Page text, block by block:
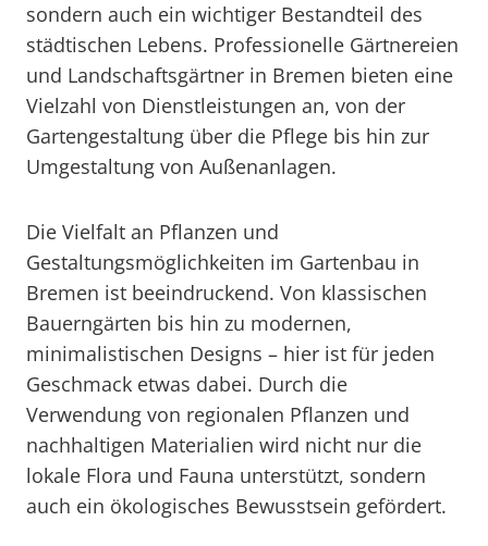
sondern auch ein wichtiger Bestandteil des
städtischen Lebens. Professionelle Gärtnereien
und Landschaftsgärtner in Bremen bieten eine
Vielzahl von Dienstleistungen an, von der
Gartengestaltung über die Pflege bis hin zur
Umgestaltung von Außenanlagen.
Die Vielfalt an Pflanzen und
Gestaltungsmöglichkeiten im Gartenbau in
Bremen ist beeindruckend. Von klassischen
Bauerngärten bis hin zu modernen,
minimalistischen Designs – hier ist für jeden
Geschmack etwas dabei. Durch die
Verwendung von regionalen Pflanzen und
nachhaltigen Materialien wird nicht nur die
lokale Flora und Fauna unterstützt, sondern
auch ein ökologisches Bewusstsein gefördert.